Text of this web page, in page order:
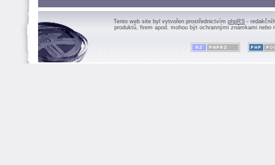
Tento web site byl vytvořen prostřednictvím phpRS -
produktů, firem apod. mohou být ochrannými známkami